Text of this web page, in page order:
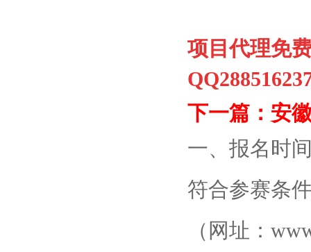
项目代理免
下一篇：安
一、报名时
符合参赛条
（网址：